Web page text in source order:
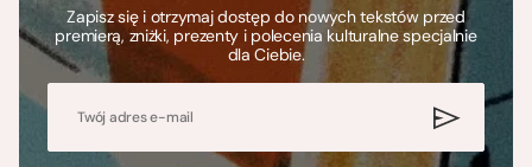
Zapisz się i otrzymaj dostęp do nowych tekstów przed
premierą, zniżki, prezenty i polecenia kulturalne specjalnie
dla Ciebie.